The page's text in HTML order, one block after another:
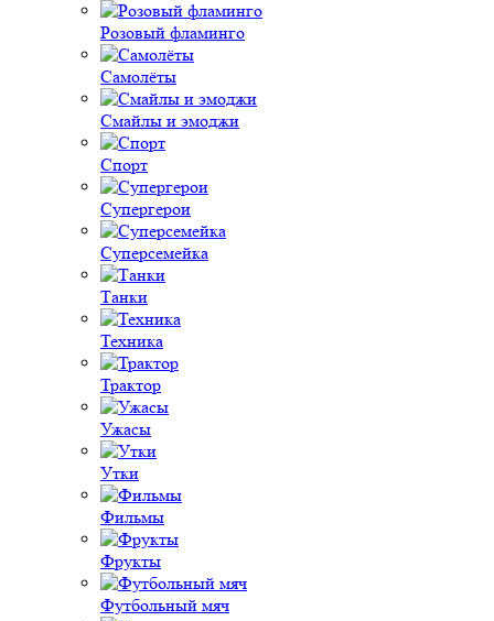
Розовый фламинго
Самолёты
Смайлы и эмоджи
Спорт
Супергерои
Суперсемейка
Танки
Техника
Трактор
Ужасы
Утки
Фильмы
Фрукты
Футбольный мяч